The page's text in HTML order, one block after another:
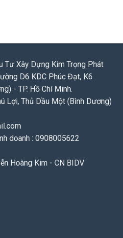
Tư Xây Dựng Kim Trọng Phát
D6 KDC Phúc Đạt, K6
- TP. Hồ Chí Minh.
Lợi, Thủ Dầu Một (Bình Dương)
doanh : 0908005622
Hoàng Kim - CN BIDV